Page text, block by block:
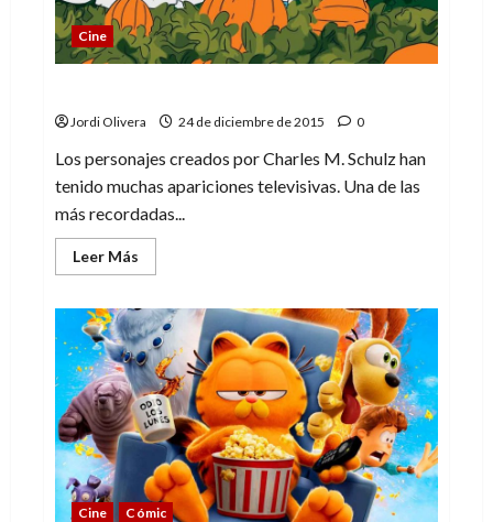
Cine
Jordi Olivera 24 de diciembre de 2015 0
Los personajes creados por Charles M. Schulz han
tenido muchas apariciones televisivas. Una de las
más recordadas...
Leer Más
más
La
llegada
de
la
Gran
Calabaza
Cine Cómic